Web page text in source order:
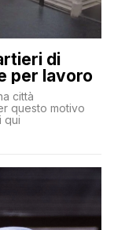
di
per lavoro
città
questo motivo
qui